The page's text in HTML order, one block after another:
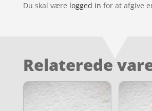
Du skal være logged in for at afgive
Relaterede